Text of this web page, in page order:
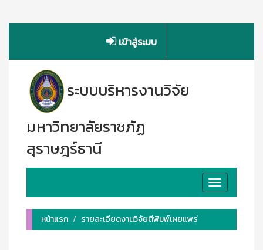
เข้าสู่ระบบ
ระบบบริหารงานวิจัย
มหาวิทยาลัยราชภัฏ
สุราษฎร์ธานี
Toggle
navigation
หน้าแรก
รายละเอียดงานวิจัยตีพิมพ์เผยแพร่